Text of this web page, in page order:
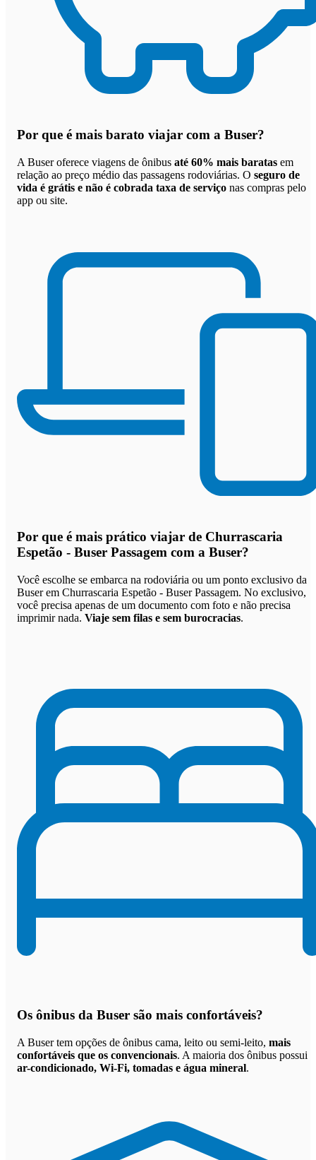
Por que é mais barato viajar com a Buser?
A Buser oferece viagens de ônibus até 60% mais baratas em
relação ao preço médio das passagens rodoviárias. O seguro de
vida é grátis e não é cobrada taxa de serviço nas compras pelo
app ou site.
Por que é mais prático viajar de Churrascaria
Espetão - Buser Passagem com a Buser?
Você escolhe se embarca na rodoviária ou um ponto exclusivo da
Buser em Churrascaria Espetão - Buser Passagem. No exclusivo,
você precisa apenas de um documento com foto e não precisa
imprimir nada. Viaje sem filas e sem burocracias.
Os ônibus da Buser são mais confortáveis?
A Buser tem opções de ônibus cama, leito ou semi-leito, mais
confortáveis que os convencionais. A maioria dos ônibus possui
ar-condicionado, Wi-Fi, tomadas e água mineral.